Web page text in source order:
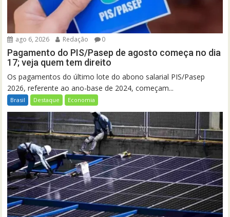
ago 6, 2026 Redação 0
Pagamento do PIS/Pasep de agosto começa no dia
17; veja quem tem direito
Os pagamentos do último lote do abono salarial PIS/Pasep
2026, referente ao ano-base de 2024, começam...
Brasil Destaque Economia